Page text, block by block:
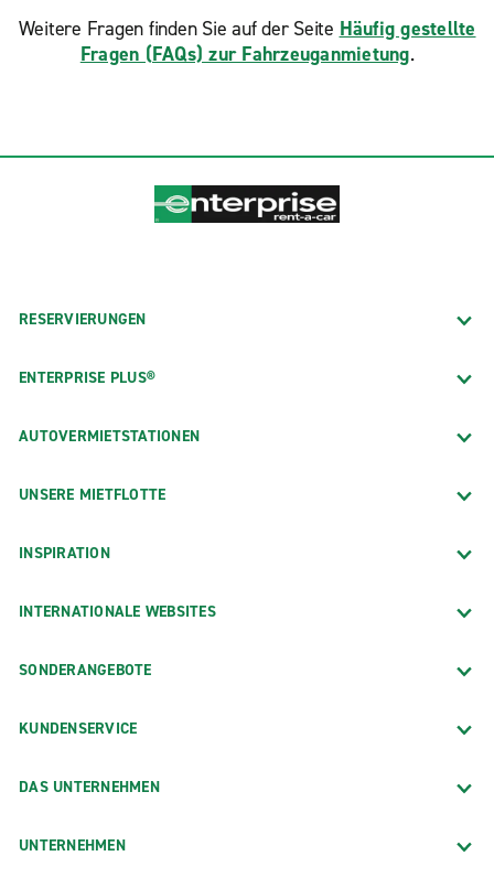
Weitere Fragen finden Sie auf der Seite Häufig gestellte
Fragen (FAQs) zur Fahrzeuganmietung.
RESERVIERUNGEN
ENTERPRISE PLUS®
AUTOVERMIETSTATIONEN
UNSERE MIETFLOTTE
INSPIRATION
INTERNATIONALE WEBSITES
SONDERANGEBOTE
KUNDENSERVICE
DAS UNTERNEHMEN
UNTERNEHMEN